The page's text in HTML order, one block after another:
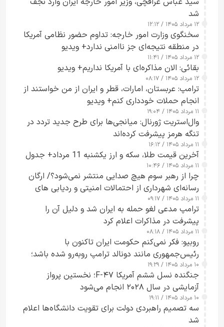
شد
۱۲ مرداد ۱۴۰۵ / ۱۲:۱۲
سخنگوی وزارت امور خارجه: تداوم حضور نظامی آمریکا
در منطقه نتیجه‌ای جز ناامنی ندارد+ ویدیو
۱۲ مرداد ۱۴۰۵ / ۱۱:۴۱
بقائی: الان مذاکره‌ای با آمریکا نداریم+ ویدیو
۱۲ مرداد ۱۴۰۵ / ۰۸:۱۷
ترامپ: عربستان، امارات، قطر و ایران از من خواستند از
انجام حملات خودداری کنم+ ویدیو
۱۱ مرداد ۱۴۰۵ / ۱۹:۰۴
وال‌استریت ژورنال: میانجی‌ها برای طرح جدید تردد در
تنگه هرمز پیشرفت کرده‌اند
۱۱ مرداد ۱۴۰۵ / ۱۶:۱۲
آخرین قیمت طلا، سکه و ارز یکشنبه 11 مرداد+ جدول
۱۱ مرداد ۱۴۰۵ / ۱۰:۴۶
چرا از رهبر سوم هیچ صدایی منتشر نمی‌شود؟/ ارگان
رسانه‌ای شهرداری از احتمالات امنیتی و ردیابی های
جاسوسی گفت
۱۱ مرداد ۱۴۰۵ / ۰۹:۱۷
ترامپ مدعی لغو حمله به ایران شد و دلیل آن را
پیشرفت در مذاکرات اعلام کرد
۱۱ مرداد ۱۴۰۵ / ۰۸:۱۸
روبیو: فکر نمی‌کنم حکومت ایران تاکنون با
رئیس‌جمهوری مانند دونالد ترامپ روبه‌رو شده باشد؛
کسی که واقعاً دست به اقدام می‌زند
۱۰ مرداد ۱۴۰۵ / ۱۹:۲۹
جنگنده نسل ششم آمریکا F-۴۷؛ نخستین پرواز
آزمایشی در سال ۲۰۲۸ انجام می‌شود
۱۰ مرداد ۱۴۰۵ / ۱۹:۱۱
سه تصمیم راهبردی دولت برای تقویت دانشگاه‌ها اعلام
شد